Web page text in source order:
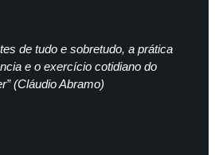
de tudo e sobretudo, a prática
e o exercício cotidiano do
(Cláudio Abramo)